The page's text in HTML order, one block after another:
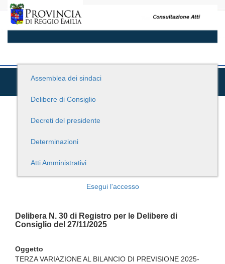
Assemblea dei sindaci
Delibere di Consiglio
Decreti del presidente
Determinazioni
Atti Amministrativi
Esegui l'accesso
Delibera N. 30 di Registro per le Delibere di
Consiglio del 27/11/2025
Oggetto
TERZA VARIAZIONE AL BILANCIO DI PREVISIONE 2025-